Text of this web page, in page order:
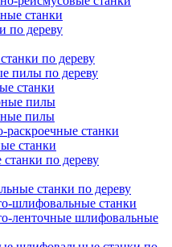
станки
по дереву
по дереву
пилы по дереву
станки
пилы
пилы
раскроечные станки
станки
по дереву
станки по дереву
шлифовальные станки
ленточные шлифовальные